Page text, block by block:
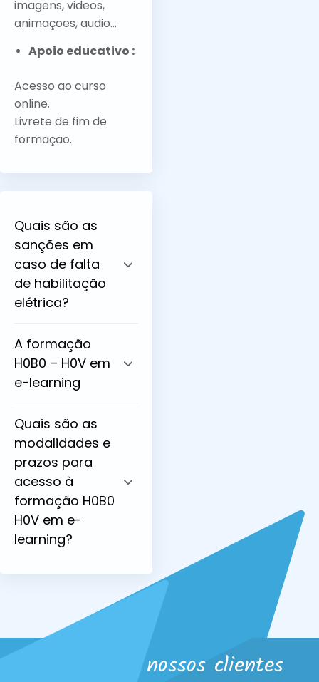
imagens, videos,
animaçoes, audio...
Apoio educativo :
Acesso ao curso
online.
Livrete de fim de
formaçao.
Quais são as
sanções em
caso de falta
de habilitação
elétrica?
A formação
H0B0 – H0V em
e-learning
Quais são as
modalidades e
prazos para
acesso à
formação H0B0
H0V em e-
learning?
O que os nossos clientes